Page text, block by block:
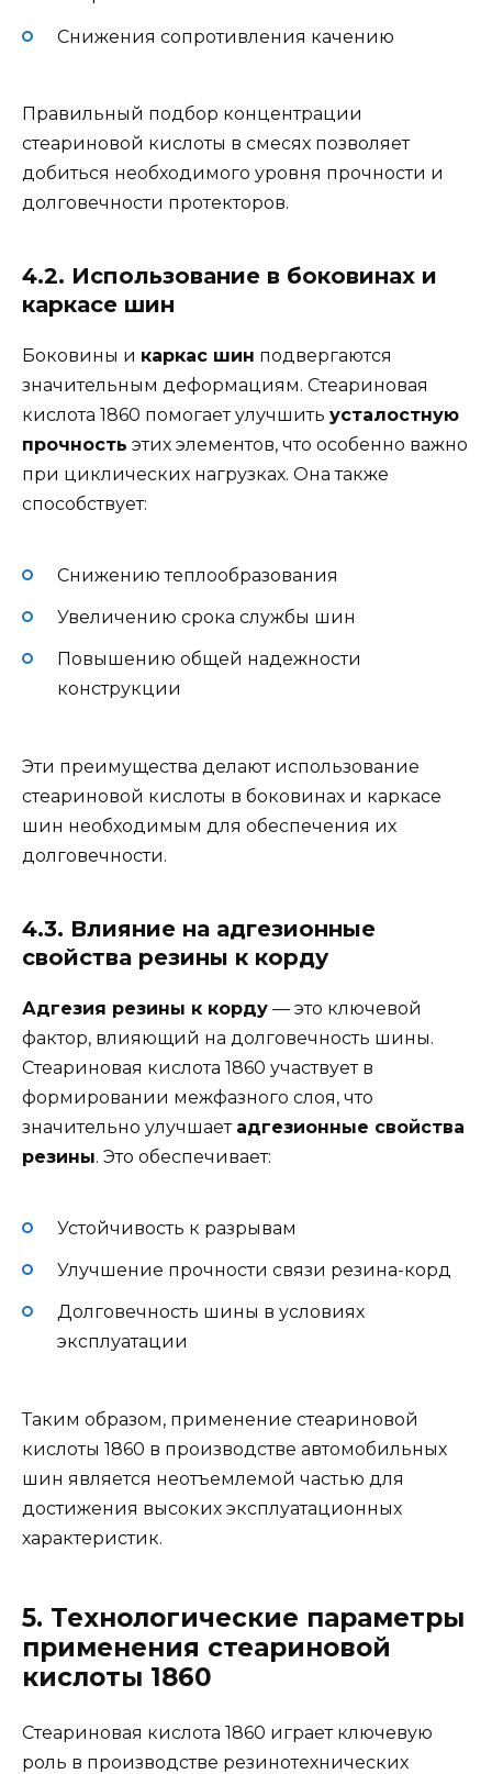
Снижения сопротивления качению
Правильный подбор концентрации
стеариновой кислоты в смесях позволяет
добиться необходимого уровня прочности и
долговечности протекторов.
4.2. Использование в боковинах и
каркасе шин
Боковины и каркас шин подвергаются
значительным деформациям. Стеариновая
кислота 1860 помогает улучшить усталостную
прочность этих элементов, что особенно важно
при циклических нагрузках. Она также
способствует:
Снижению теплообразования
Увеличению срока службы шин
Повышению общей надежности
конструкции
Эти преимущества делают использование
стеариновой кислоты в боковинах и каркасе
шин необходимым для обеспечения их
долговечности.
4.3. Влияние на адгезионные
свойства резины к корду
Адгезия резины к корду — это ключевой
фактор, влияющий на долговечность шины.
Стеариновая кислота 1860 участвует в
формировании межфазного слоя, что
значительно улучшает адгезионные свойства
резины. Это обеспечивает:
Устойчивость к разрывам
Улучшение прочности связи резина-корд
Долговечность шины в условиях
эксплуатации
Таким образом, применение стеариновой
кислоты 1860 в производстве автомобильных
шин является неотъемлемой частью для
достижения высоких эксплуатационных
характеристик.
5. Технологические параметры
применения стеариновой
кислоты 1860
Стеариновая кислота 1860 играет ключевую
роль в производстве резинотехнических